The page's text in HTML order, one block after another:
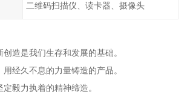
二维码扫描仪、读卡器、摄像头
造是我们生存和发展的基础。
经久不息的力量铸造的产品。
定毅力执着的精神缔造。